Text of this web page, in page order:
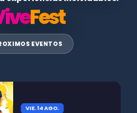
Fest
EVENTOS
VIE. 14 AGO.